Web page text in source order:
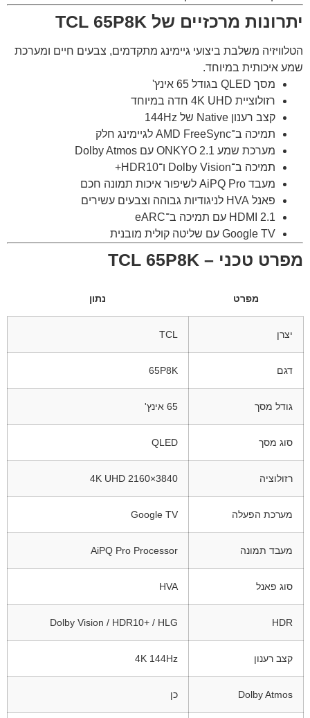
יתרונות מרכזיים של TCL 65P8K
הטלוויזיה משלבת ביצועי גיימינג מתקדמים, צבעים חיים ומערכת
שמע איכותית במיוחד.
מסך QLED בגודל 65 אינץ'
רזולוציית 4K UHD חדה במיוחד
קצב רענון Native של 144Hz
תמיכה ב־AMD FreeSync לגיימינג חלק
מערכת שמע ONKYO 2.1 עם Dolby Atmos
תמיכה ב־Dolby Vision ו־HDR10+
מעבד AiPQ Pro לשיפור איכות תמונה חכם
פאנל HVA לניגודיות גבוהה וצבעים עשירים
HDMI 2.1 עם תמיכה ב־eARC
Google TV עם שליטה קולית מובנית
מפרט טכני – TCL 65P8K
מפרט נתון
יצרן TCL
דגם 65P8K
גודל מסך 65 אינץ'
סוג מסך QLED
רזולוציה 3840×2160 4K UHD
מערכת הפעלה Google TV
מעבד תמונה AiPQ Pro Processor
סוג פאנל HVA
HDR
Dolby Vision / HDR10+ / HLG
קצב רענון 4K 144Hz
Dolby Atmos כן